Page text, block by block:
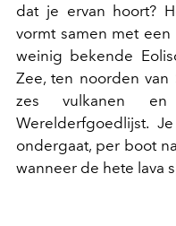
dat je ervan hoort?
vormt samen met
weinig bekende
Zee, ten noorden van
zes vulkanen
Werelderfgoedlijst.
ondergaat, per boot
wanneer de hete lava